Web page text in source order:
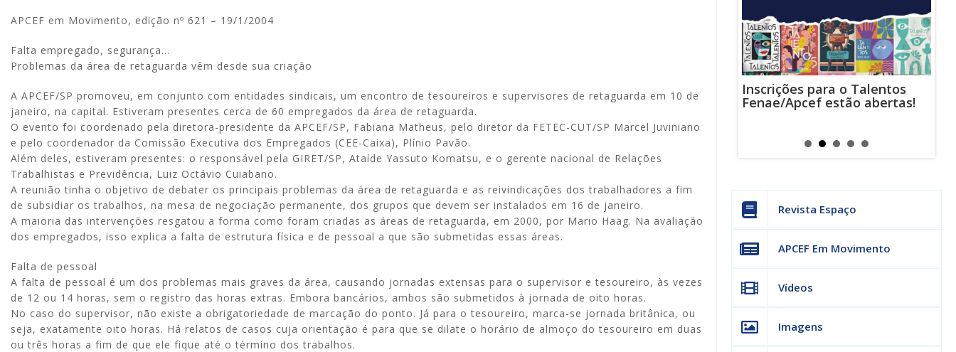
APCEF em Movimento, edição nº 621 – 19/1/2004
Falta empregado, segurança…
Problemas da área de retaguarda vêm desde sua criação
A APCEF/SP promoveu, em conjunto com entidades sindicais, um encontro de tesoureiros e supervisores de retaguarda em 10 de
janeiro, na capital. Estiveram presentes cerca de 60 empregados da área de retaguarda.
O evento foi coordenado pela diretora-presidente da APCEF/SP, Fabiana Matheus, pelo diretor da FETEC-CUT/SP Marcel Juviniano
e pelo coordenador da Comissão Executiva dos Empregados (CEE-Caixa), Plínio Pavão.
Além deles, estiveram presentes: o responsável pela GIRET/SP, Ataíde Yassuto Komatsu, e o gerente nacional de Relações
Trabalhistas e Previdência, Luiz Octávio Cuiabano.
A reunião tinha o objetivo de debater os principais problemas da área de retaguarda e as reivindicações dos trabalhadores a fim
de subsidiar os trabalhos, na mesa de negociação permanente, dos grupos que devem ser instalados em 16 de janeiro.
A maioria das intervenções resgatou a forma como foram criadas as áreas de retaguarda, em 2000, por Mario Haag. Na avaliação
dos empregados, isso explica a falta de estrutura física e de pessoal a que são submetidas essas áreas.
Falta de pessoal
A falta de pessoal é um dos problemas mais graves da área, causando jornadas extensas para o supervisor e tesoureiro, às vezes
de 12 ou 14 horas, sem o registro das horas extras. Embora bancários, ambos são submetidos à jornada de oito horas.
No caso do supervisor, não existe a obrigatoriedade de marcação do ponto. Já para o tesoureiro, marca-se jornada britânica, ou
seja, exatamente oito horas. Há relatos de casos cuja orientação é para que se dilate o horário de almoço do tesoureiro em duas
ou três horas a fim de que ele fique até o término dos trabalhos.
Esporte em movimento:
confira os treinos esportivos
oferecidos pela Apcef/SP
Alerta: golpistas usam
WhatsApp e e-mail para
sobre processos judiciais
Inscrições para o Talentos
Fenae/Apcef estão abertas!
Revista Espaço
APCEF Em Movimento
Vídeos
Imagens